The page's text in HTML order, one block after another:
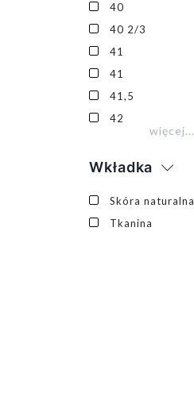
40
40 2/3
41
41
41,5
42
więcej...
Wkładka
Skóra naturalna
Tkanina